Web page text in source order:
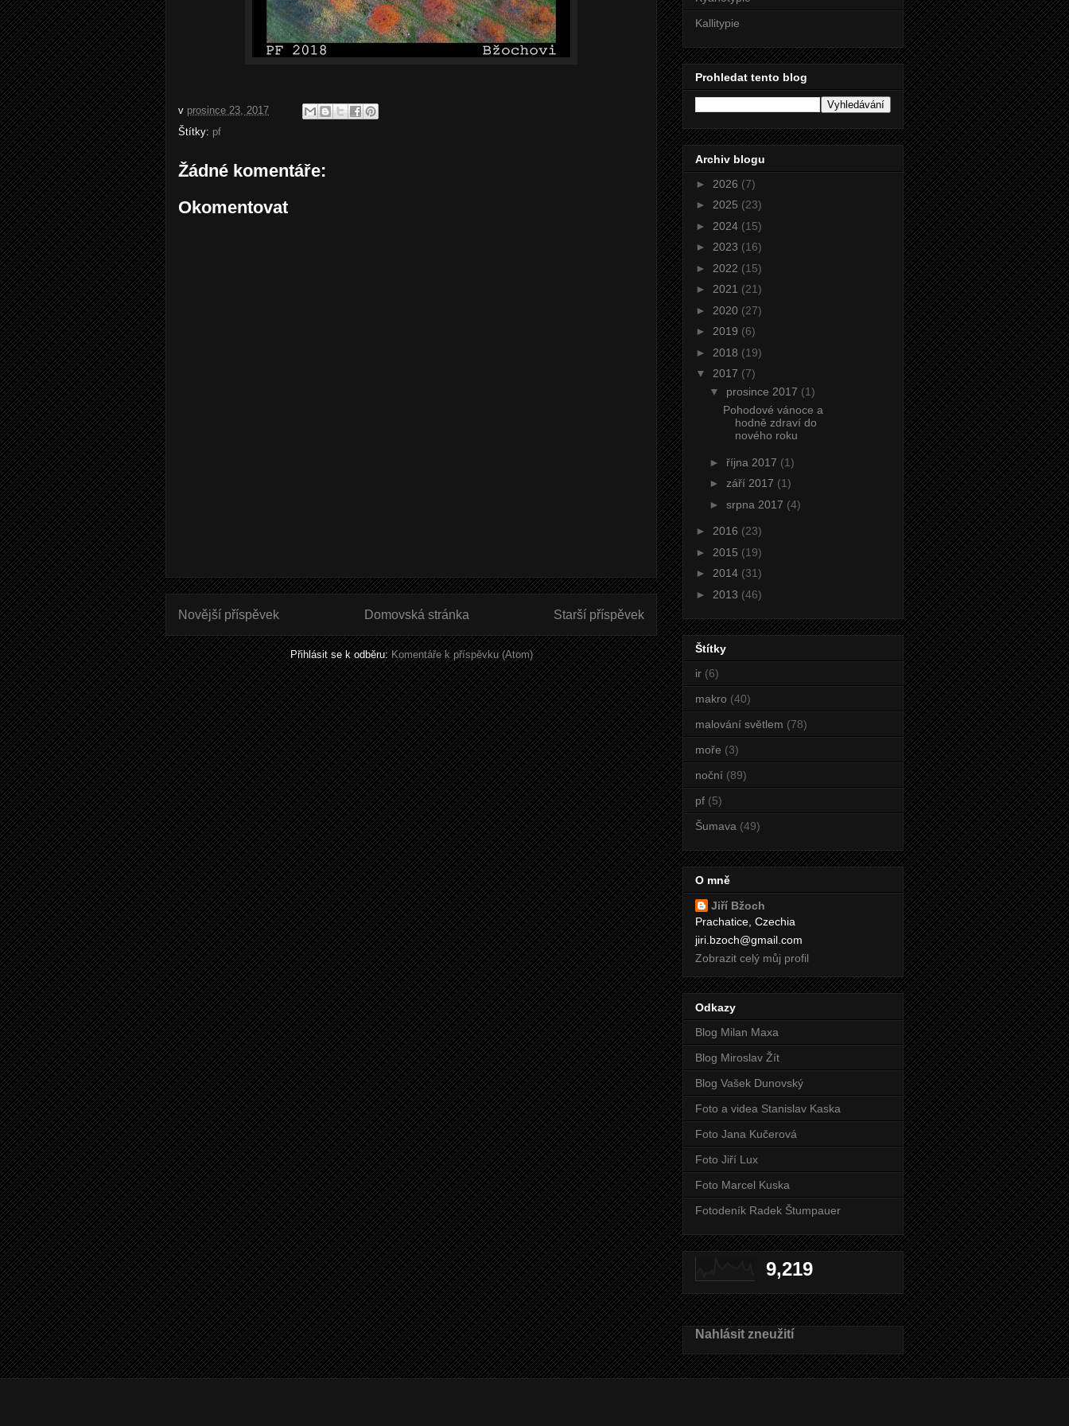
v prosince 23, 2017
Štítky: pf
Žádné komentáře:
Okomentovat
Novější příspěvek Starší příspěvek
Domovská stránka
Přihlásit se k odběru:Komentáře k příspěvku (Atom)
Kallitypie
Prohledat tento blog
Archiv blogu
► 2026 (7)
► 2025 (23)
► 2024 (15)
► 2023 (16)
► 2022 (15)
► 2021 (21)
► 2020 (27)
► 2019 (6)
► 2018 (19)
▼ 2017 (7)
▼ prosince 2017 (1)
Pohodové vánoce a
hodně zdraví do
nového roku
► října 2017 (1)
► září 2017 (1)
► srpna 2017 (4)
► 2016 (23)
► 2015 (19)
► 2014 (31)
► 2013 (46)
Štítky
ir (6)
makro (40)
malování světlem (78)
moře (3)
noční (89)
pf (5)
Šumava (49)
O mně
Jiří Bžoch
Prachatice, Czechia
jiri.bzoch@gmail.com
Zobrazit celý můj profil
Odkazy
Blog Milan Maxa
Blog Miroslav Žít
Blog Vašek Dunovský
Foto a videa Stanislav Kaska
Foto Jana Kučerová
Foto Jiří Lux
Foto Marcel Kuska
Fotodeník Radek Štumpauer
9,219
Nahlásit zneužití